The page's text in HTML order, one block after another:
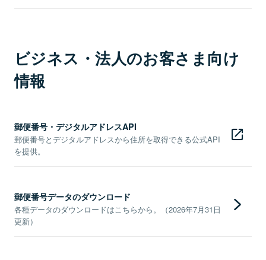
ビジネス・法人のお客さま向け
情報
郵便番号・デジタルアドレスAPI
郵便番号とデジタルアドレスから住所を取得できる公式API
を提供。
郵便番号データのダウンロード
各種データのダウンロードはこちらから。（2026年7月31日
更新）